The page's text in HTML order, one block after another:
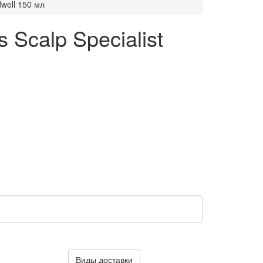
150 мл
Scalp Specialist
Виды доставки